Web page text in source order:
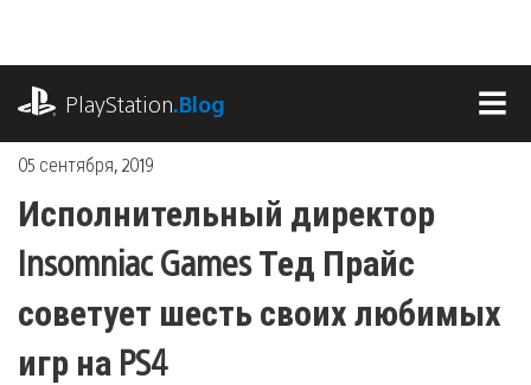
содержимому
PlayStation.Blog
05 сентября, 2019
Исполнительный директор
Insomniac Games Тед Прайс
советует шесть своих любимых
игр на PS4